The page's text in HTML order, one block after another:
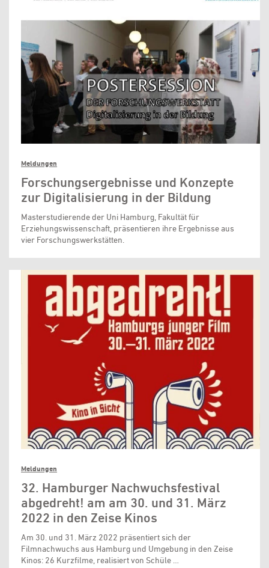
Meldungen
Forschungsergebnisse und Konzepte
zur Digitalisierung in der Bildung
Masterstudierende der Uni Hamburg, Fakultät für
Erziehungswissenschaft, präsentieren ihre Ergebnisse aus
vier Forschungswerkstätten.
Meldungen
32. Hamburger Nachwuchsfestival
abgedreht! am am 30. und 31. März
2022 in den Zeise Kinos
Am 30. und 31. März 2022 präsentiert sich der
Filmnachwuchs aus Hamburg und Umgebung in den Zeise
Kinos: 26 Kurzfilme, realisiert von Schüle …